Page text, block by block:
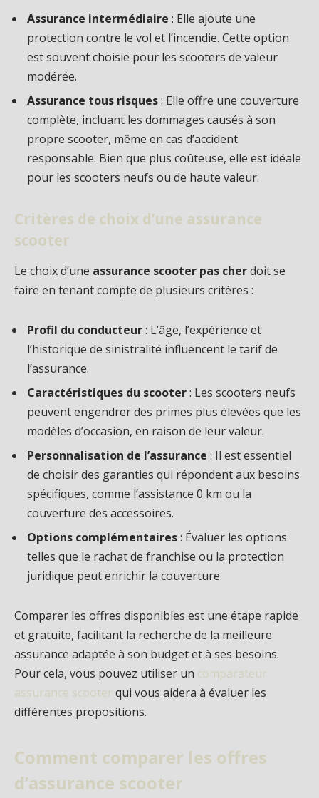
Assurance intermédiaire : Elle ajoute une
protection contre le vol et l’incendie. Cette option
est souvent choisie pour les scooters de valeur
modérée.
Assurance tous risques: Elle offre une couverture
complète, incluant les dommages causés à son
propre scooter, même en cas d’accident
responsable. Bien que plus coûteuse, elle est idéale
pour les scooters neufs ou de haute valeur.
Critères de choix d’une assurance
scooter
Le choix d’une assurance scooter pas cherdoit se
faire en tenant compte de plusieurs critères :
Profil du conducteur: L’âge, l’expérience et
l’historique de sinistralité influencent le tarif de
l’assurance.
Caractéristiques du scooter: Les scooters neufs
peuvent engendrer des primes plus élevées que les
modèles d’occasion, en raison de leur valeur.
Personnalisation de l’assurance : Il est essentiel
de choisir des garanties qui répondent aux besoins
spécifiques, comme l’assistance 0 km ou la
couverture des accessoires.
Options complémentaires: Évaluer les options
telles que le rachat de franchise ou la protection
juridique peut enrichir la couverture.
Comparer les offres disponibles est une étape rapide
et gratuite, facilitant la recherche de la meilleure
assurance adaptée à son budget et à ses besoins.
Pour cela, vous pouvez utiliser un comparateur
assurance scooter qui vous aidera à évaluer les
différentes propositions.
Comment comparer les offres
d’assurance scooter